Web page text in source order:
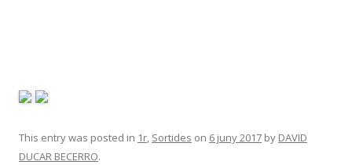
This entry was posted in 1r, Sortides on 6 juny 2017 by DAVID
DUCAR BECERRO.